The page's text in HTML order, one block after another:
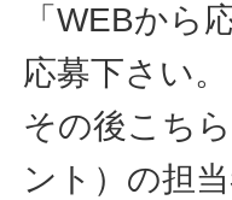
「WEBから
応募下さい。
その後こち
ント）の担